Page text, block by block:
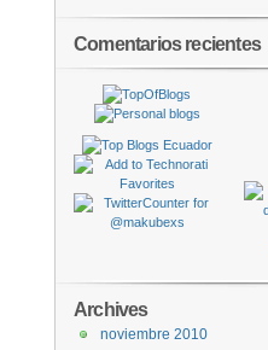
Comentarios recientes
Archives
noviembre 2010